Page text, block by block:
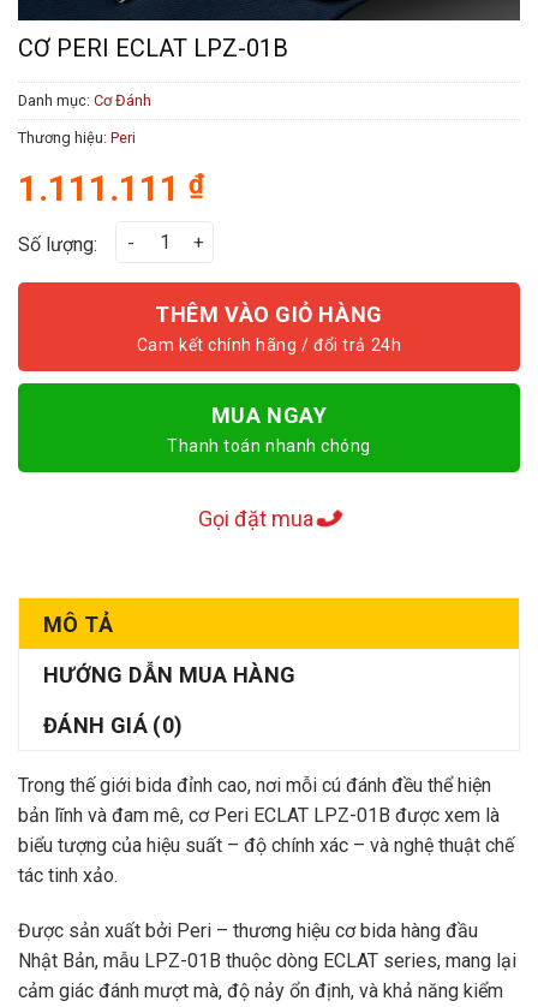
CƠ PERI ECLAT LPZ-01B
Danh mục: Cơ Đánh
Thương hiệu: Peri
1.111.111 ₫
Số lượng: Cơ Peri ECLAT LPZ-01B số lượng
THÊM VÀO GIỎ HÀNG
MUA NGAY
Thanh toán nhanh chóng
Gọi đặt mua
MÔ TẢ
HƯỚNG DẪN MUA HÀNG
ĐÁNH GIÁ (0)
Trong thế giới bida đỉnh cao, nơi mỗi cú đánh đều thể hiện
bản lĩnh và đam mê, cơ Peri ECLAT LPZ-01B được xem là
biểu tượng của hiệu suất – độ chính xác – và nghệ thuật chế
tác tinh xảo.
Được sản xuất bởi Peri – thương hiệu cơ bida hàng đầu
Nhật Bản, mẫu LPZ-01B thuộc dòng ECLAT series, mang lại
cảm giác đánh mượt mà, độ nảy ổn định, và khả năng kiểm